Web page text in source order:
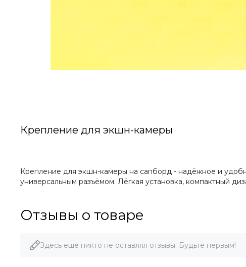
Крепление для экшн-камеры
Крепление для экшн-камеры на сапборд - надёжное и
универсальным разъёмом. Лёгкая установка, компактный
Отзывы о товаре
Здесь еще никто не оставлял отзывы. Будьте первым!